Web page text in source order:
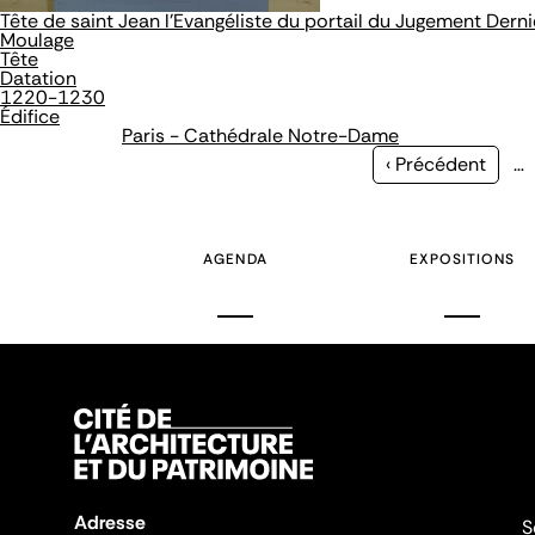
Tête de saint Jean l'Evangéliste du portail du Jugement
Moulage
Tête
Datation
1220-1230
Édifice
Paris - Cathédrale Notre-Dame
Page
‹ Précédent …
AGENDA EXPOSITIONS
Adresse